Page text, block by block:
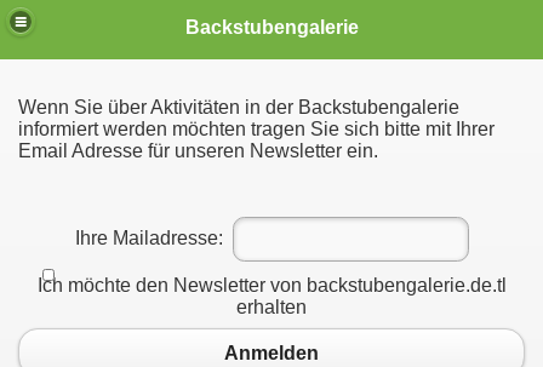
Backstubengalerie,Kunst,Wuppertal,Sabine Kremer,Freese,
Rabasseda,Malerei,Schreinerstr, Ölberg
Backstubengalerie
Wenn Sie über Aktivitäten in der Backstubengalerie
informiert werden möchten tragen Sie sich bitte mit Ihrer
Email Adresse für unseren Newsletter ein.
Ihre Mailadresse:
Ich möchte den Newsletter von backstubengalerie.de.tl
erhalten
Anmelden